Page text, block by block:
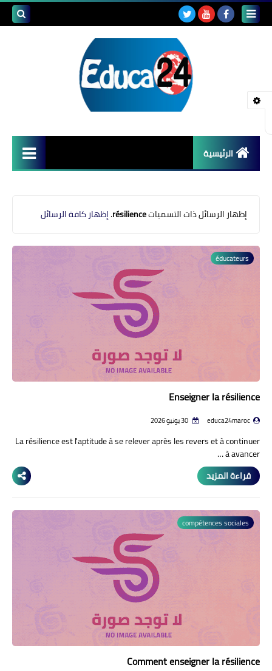
الرئيسية
قضايا تربوية
منوعات إخبارية
مواضيع تربوية
وثائق تربوية
الشؤون الاجتماعية لأسرة
التعليم
‏إظهار الرسائل ذات التسمياتrésilience
.إظهار كافة الرسائل
éducateurs
Enseigner la résilience
educa24maroc
La résilience est l'aptitude à se relever après les revers et à continuer
à avancer …
قراءة المزيد
compétences sociales
Comment enseigner la résilience